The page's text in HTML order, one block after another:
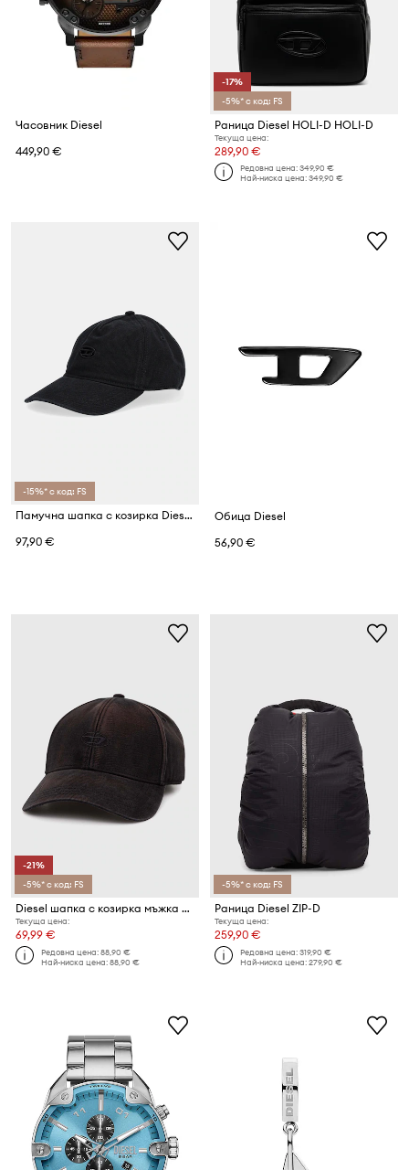
Часовник Diesel
449,90 €
-17%
-5%* с код: FS
Раница Diesel HOLI-D HOLI-D
Текуща цена:
289,90 €
Редовна цена:349,90 €
Най-ниска цена:349,90 €
-15%* с код: FS
Памучна шапка с козирка Diesel C-BELL-D
97,90 €
Обица Diesel
56,90 €
-21%
-5%* с код: FS
Diesel шапка с козирка мъжка от памук C-RUN-WASH
Текуща цена:
69,99 €
Редовна цена:88,90 €
Най-ниска цена:88,90 €
-5%* с код: FS
Раница Diesel ZIP-D
Текуща цена:
259,90 €
Редовна цена:319,90 €
Най-ниска цена:279,90 €